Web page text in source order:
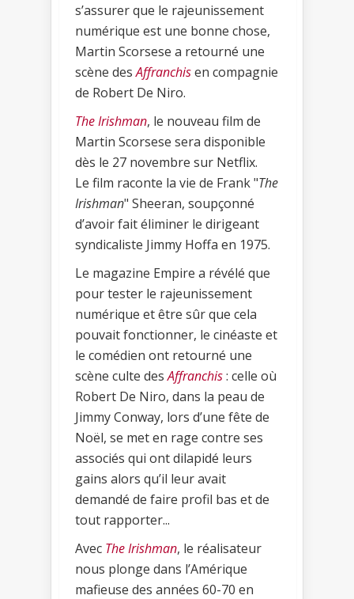
s’assurer que le rajeunissement
numérique est une bonne chose,
Martin Scorsese a retourné une
scène desAffranchisen compagnie
de Robert De Niro.
The Irishman, le nouveau film de
Martin Scorsese sera disponible
dès le 27 novembre sur Netflix.
Le film raconte la vie de Frank "The
Irishman" Sheeran, soupçonné
d’avoir fait éliminer le dirigeant
syndicaliste Jimmy Hoffa en 1975.
Le magazine Empire a révélé que
pour tester le rajeunissement
numérique et être sûr que cela
pouvait fonctionner, le cinéaste et
le comédien ont retourné une
scène culte desAffranchis: celle où
Robert De Niro, dans la peau de
Jimmy Conway, lors d’une fête de
Noël, se met en rage contre ses
associés qui ont dilapidé leurs
gains alors qu’il leur avait
demandé de faire profil bas et de
tout rapporter...
Avec The Irishman, le réalisateur
nous plonge dans l’Amérique
mafieuse des années 60-70 en